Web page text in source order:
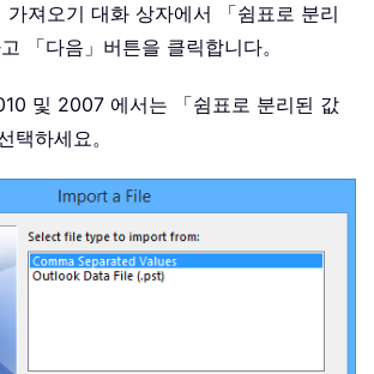
가져오기 대화 상자에서 「쉼표로 분리
「다음」 버튼을 클릭합니다。
및 2007 에서는 「쉼표로 분리된 값
하세요。